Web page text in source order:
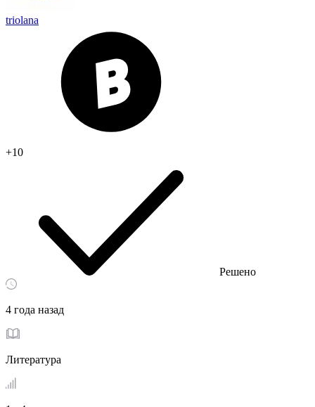
triolana
+10
Решено
4 года назад
Литература